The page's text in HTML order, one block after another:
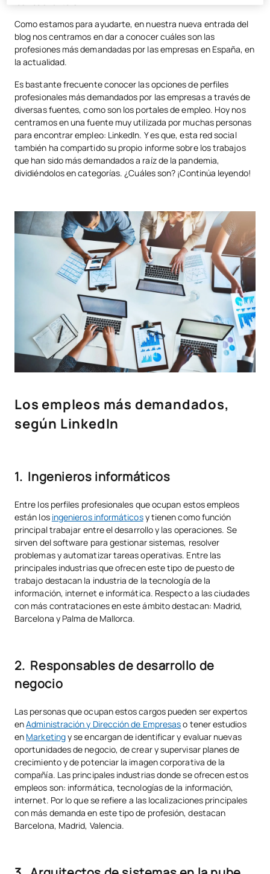
Como estamos para ayudarte, en nuestra nueva entrada del
blog nos centramos en dar a conocer cuáles son las
profesiones más demandadas por las empresas en España, en
la actualidad.
Es bastante frecuente conocer las opciones de perfiles
profesionales más demandados por las empresas a través de
diversas fuentes, como son los portales de empleo. Hoy nos
centramos en una fuente muy utilizada por muchas personas
para encontrar empleo: LinkedIn. Y es que, esta red social
también ha compartido su propio informe sobre los trabajos
que han sido más demandados a raíz de la pandemia,
dividiéndolos en categorías. ¿Cuáles son? ¡Continúa leyendo!
Los empleos más demandados,
según LinkedIn
1. Ingenieros informáticos
Entre los perfiles profesionales que ocupan estos empleos
están los ingenieros informáticosy tienen como función
principal trabajar entre el desarrollo y las operaciones. Se
sirven del software para gestionar sistemas, resolver
problemas y automatizar tareas operativas. Entre las
principales industrias que ofrecen este tipo de puesto de
trabajo destacan la industria de la tecnología de la
información, internet e informática. Respecto a las ciudades
con más contrataciones en este ámbito destacan: Madrid,
Barcelona y Palma de Mallorca.
2. Responsables de desarrollo de
negocio
Las personas que ocupan estos cargos pueden ser expertos
enAdministración y Dirección de Empresaso tener estudios
en Marketingy se encargan de identificar y evaluar nuevas
oportunidades de negocio, de crear y supervisar planes de
crecimiento y de potenciar la imagen corporativa de la
compañía. Las principales industrias donde se ofrecen estos
empleos son: informática, tecnologías de la información,
internet. Por lo que se refiere a las localizaciones principales
con más demanda en este tipo de profesión, destacan
Barcelona, Madrid, Valencia.